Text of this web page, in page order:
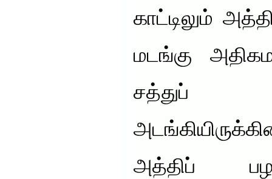
காட்டிலும்
மடங்கு
சத்துப்
அத்திப்